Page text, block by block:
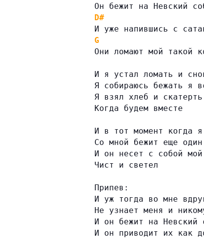
Он бежит на Невский
D#
И уже напившись с
G
Они ломают мой такой
И я устал ломать и
Я собираюсь бежать я
Я взял хлеб и
Когда будем вместе
И в тот момент когда я
Со мной бежит еще один
И он несет с собой мой
Чист и светел
Припев:
И уж тогда во мне
Не узнает меня и
И он бежит на Невский
И он приводит их как